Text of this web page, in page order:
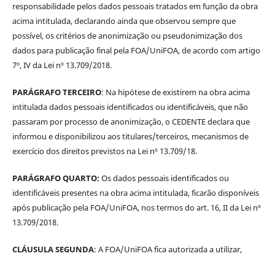
responsabilidade pelos dados pessoais tratados em função da obra
acima intitulada, declarando ainda que observou sempre que
possível, os critérios de anonimização ou pseudonimização dos
dados para publicação final pela FOA/UniFOA, de acordo com artigo
7º, IV da Lei nº 13.709/2018.
PARÁGRAFO TERCEIRO: Na hipótese de existirem na obra acima
intitulada dados pessoais identificados ou identificáveis, que não
passaram por processo de anonimização, o CEDENTE declara que
informou e disponibilizou aos titulares/terceiros, mecanismos de
exercício dos direitos previstos na Lei nº 13.709/18.
PARÁGRAFO QUARTO:Os dados pessoais identificados ou
identificáveis presentes na obra acima intitulada, ficarão disponíveis
após publicação pela FOA/UniFOA, nos termos do art. 16, II da Lei nº
13.709/2018.
CLÁUSULA SEGUNDA: A FOA/UniFOA fica autorizada a utilizar,